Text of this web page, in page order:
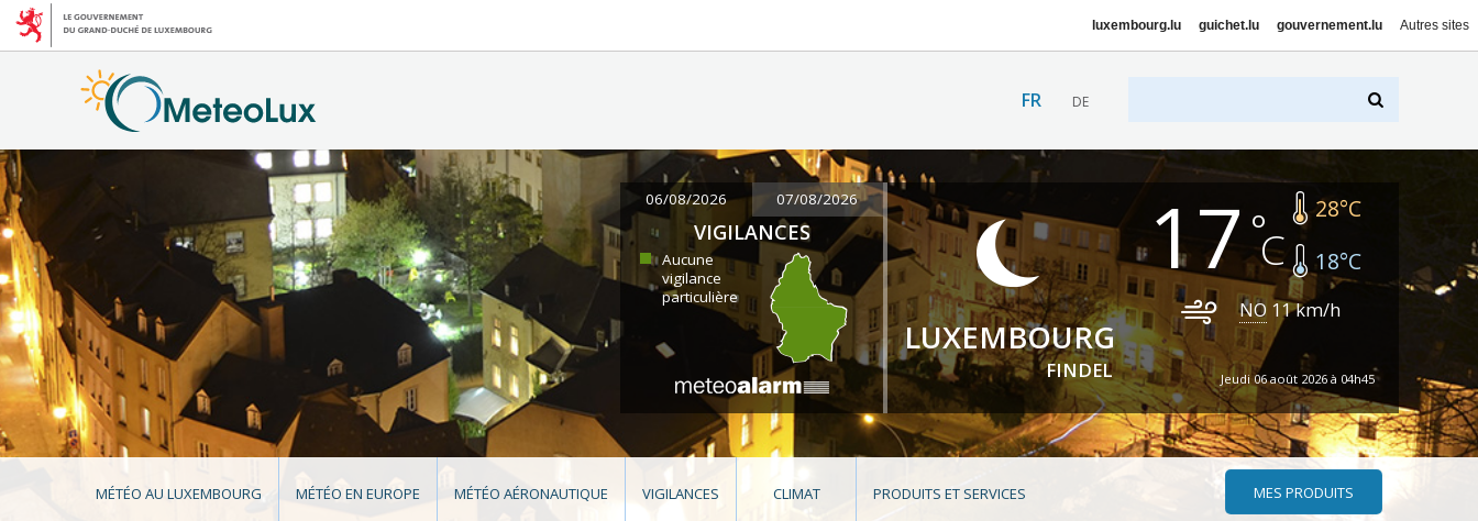
luxembourg.lu guichet.lu gouvernement.lu Autres sites
FR DE
06/08/2026 07/08/2026
VIGILANCES
Aucune
vigilance
particulière
LUXEMBOURG
FINDEL
17 28°C
18°C
NO 11km/h
Jeudi 06 août 2026 à 04h45
MÉTÉO AU LUXEMBOURG MÉTÉO EN EUROPE MÉTÉO AÉRONAUTIQUE VIGILANCES CLIMAT PRODUITS ET SERVICES MES PRODUITS